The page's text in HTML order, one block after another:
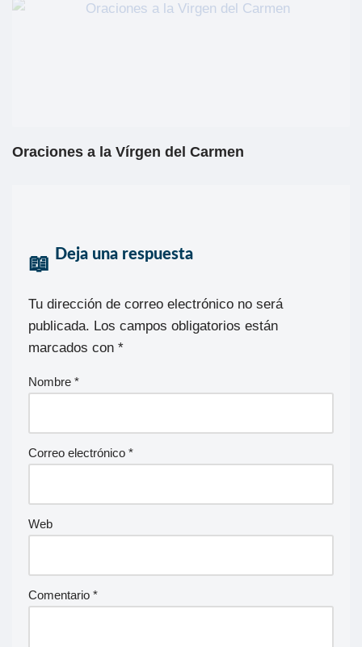
Oraciones a la Vírgen del Carmen
Deja una respuesta
Tu dirección de correo electrónico no será
publicada. Los campos obligatorios están
marcados con *
Nombre *
Correo electrónico *
Web
Comentario *